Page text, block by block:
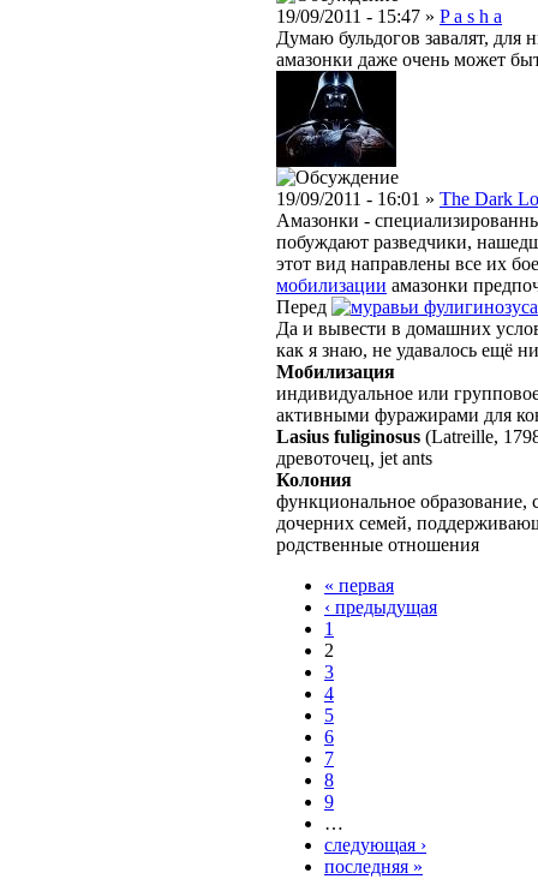
19/09/2011 - 15:47 » P a s h a
Думаю бульдогов завалят, для
амазонки даже очень может
19/09/2011 - 16:01 » The Dark
Амазонки -
побуждают разведчики,
этот вид направлены все их
мобилизации амазонки
Перед
Да и вывести в домашних
как я знаю, не удавалось ещё
Мобилизация
индивидуальное или
активными фуражирами для
Lasius fuliginosus (Latreille,
древоточец, jet ants
Колония
функциональное образование,
дочерних семей,
родственные отношения
« первая
‹ предыдущая
1
2
3
4
5
6
7
8
9
…
следующая ›
последняя »